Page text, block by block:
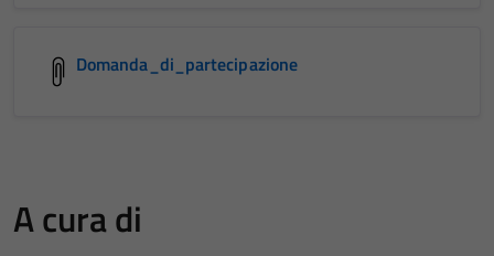
Domanda_di_partecipazione
A cura di